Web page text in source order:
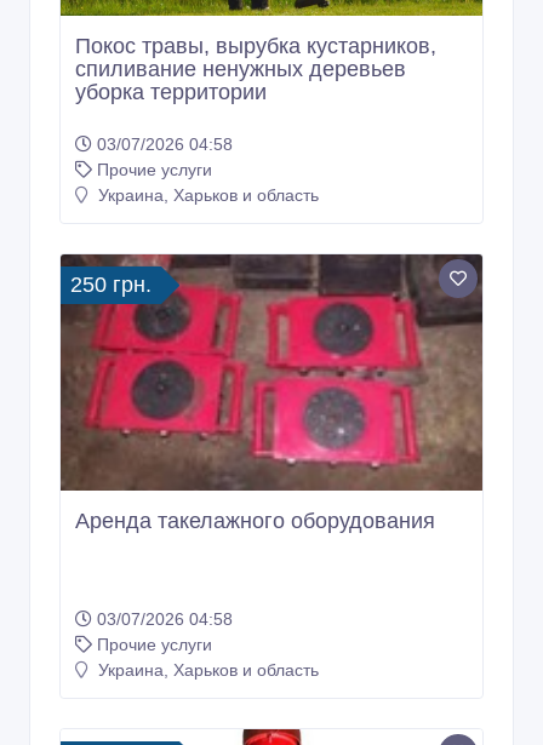
Покос травы, вырубка кустарников,
спиливание ненужных деревьев
уборка территории
03/07/2026 04:58
Прочие услуги
Украина, Харьков и область
250 грн.
Аренда такелажного оборудования
03/07/2026 04:58
Прочие услуги
Украина, Харьков и область